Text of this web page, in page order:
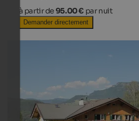
à partir de95.00 € par nuit
Demander directement